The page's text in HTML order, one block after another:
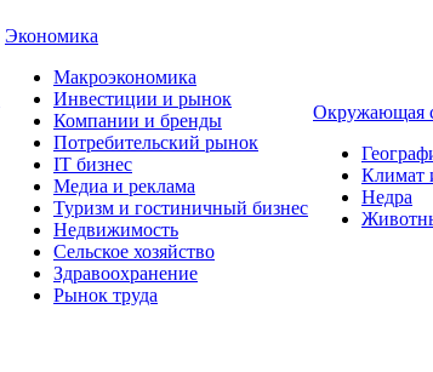
Экономика
Макроэкономика
Инвестиции и рынок
Компании и бренды
Потребительский рынок
IT бизнес
Медиа и реклама
Туризм и гостиничный бизнес
Недвижимость
Сельское хозяйство
Здравоохранение
Рынок труда
Окружающая
Климат
Недра